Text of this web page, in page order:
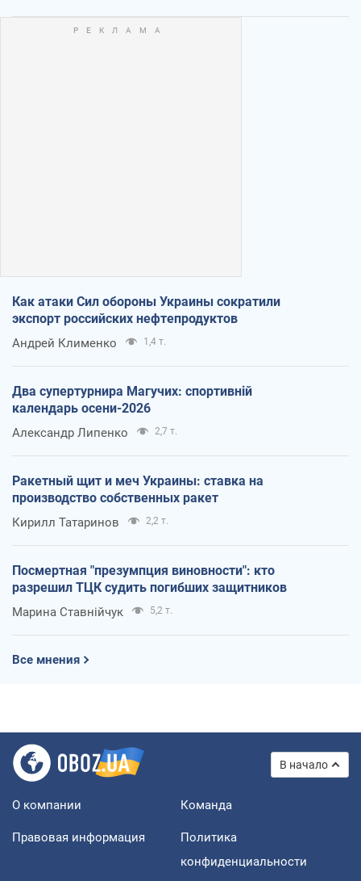
Как атаки Сил обороны Украины сократили
экспорт российских нефтепродуктов
Андрей Клименко 1,4 т.
Два супертурнира Магучих: спортивній
календарь осени-2026
Александр Липенко 2,7 т.
Ракетный щит и меч Украины: ставка на
производство собственных ракет
Кирилл Татаринов 2,2 т.
Посмертная "презумпция виновности": кто
разрешил ТЦК судить погибших защитников
Марина Ставнійчук 5,2 т.
Все мнения
В начало
О компании Команда
Правовая информация
Политика
конфиденциальности